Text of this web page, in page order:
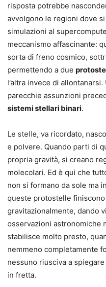
risposta potrebbe
avvolgono le regioni dove
simulazioni al
meccanismo affascinante:
sorta di freno cosmico,
permettendo a due
l’altra invece di
parecchie assunzioni
sistemi stellari binari.
Le stelle, va ricordato,
e polvere. Quando parti di
propria gravità, si creano
molecolari. Ed è qui che
non si formano da sole ma
queste protostelle
gravitazionalmente, dando
osservazioni astronomiche
stabilisce molto presto,
nemmeno completamente
nessuno riusciva a
in fretta.